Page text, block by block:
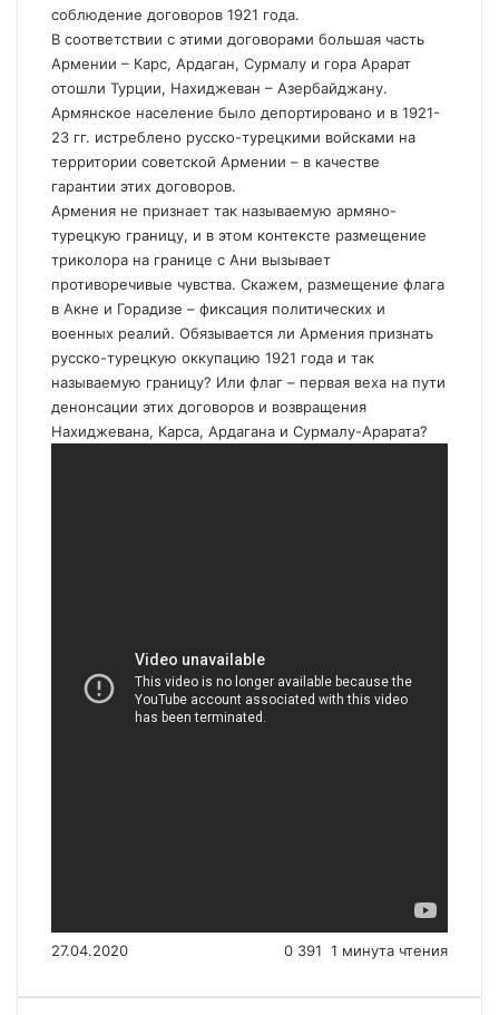
соблюдение договоров 1921 года.
В соответствии с этими договорами большая часть
Армении – Карс, Ардаган, Сурмалу и гора Арарат
отошли Турции, Нахиджеван – Азербайджану.
Армянское население было депортировано и в 1921-
23 гг. истреблено русско-турецкими войсками на
территории советской Армении – в качестве
гарантии этих договоров.
Армения не признает так называемую армяно-
турецкую границу, и в этом контексте размещение
триколора на границе с Ани вызывает
противоречивые чувства. Скажем, размещение флага
в Акне и Горадизе – фиксация политических и
военных реалий. Обязывается ли Армения признать
русско-турецкую оккупацию 1921 года и так
называемую границу? Или флаг – первая веха на пути
денонсации этих договоров и возвращения
Нахиджевана, Карса, Ардагана и Сурмалу-Арарата?
27.04.2020 0 391 1 минута чтения